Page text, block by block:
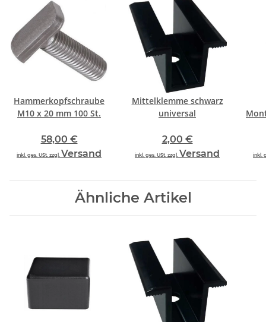
Hammerkopfschraube
M10 x 20 mm 100 St.
58,00 €
inkl. ges. USt. zzgl. Versand
Mittelklemme schwarz
universal
2,00 €
inkl. ges. USt. zzgl. Versand inkl.
Ähnliche Artikel